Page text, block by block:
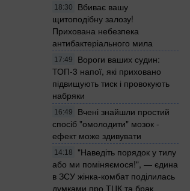
18:30
Вбиває вашу
щитоподібну залозу!
Прихована небезпека
антибактеріального мила
17:49
Вороги ваших судин:
ТОП-3 напої, які приховано
підвищують тиск і провокують
набряки
16:49
Вчені знайшли простий
спосіб "омолодити" мозок -
ефект може здивувати
14:18
"Наведіть порядок у тилу
або ми поміняємося!", — єдина
в ЗСУ жінка-комбат поділилась
думками про ТЦК та брак